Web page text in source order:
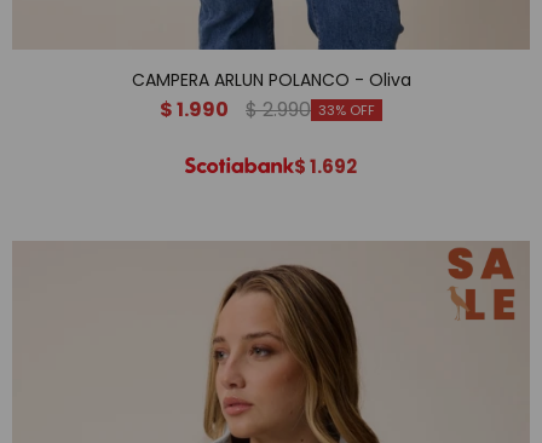
CAMPERA ARLUN POLANCO - Oliva
$1.990 $2.990 33
$1.692